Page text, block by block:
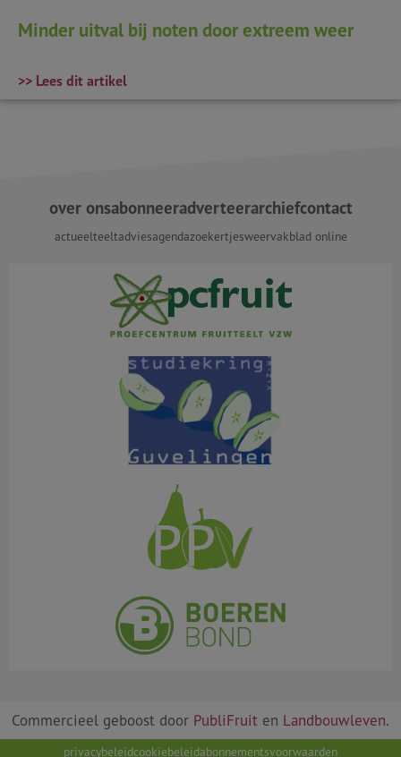
Minder uitval bij noten door extreem weer
>> Lees dit artikel
over onsabonneeradverteerarchiefcontact
actueelteeltadviesagendazoekertjesweervakblad online
Commercieel geboost door PubliFruit en Landbouwleven.
privacybeleidcookiebeleidabonnementsvoorwaarden